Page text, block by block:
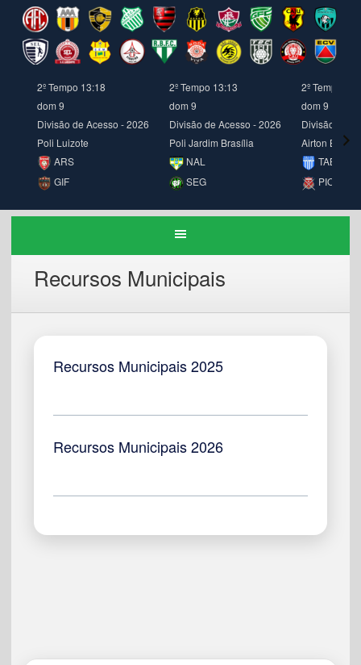
2º Tempo 13:18
dom 9
Divisão de Acesso - 2026
Poli Luizote
ARS
GIF
2º Tempo 13:13
dom 9
Divisão de Acesso - 2026
Poli Jardim Brasília
NAL
SEG
2º Tempo
dom 9
Divisão de
Airton Borges
TAB
PIO
Recursos Municipais
Recursos Municipais 2025
Recursos Municipais 2026